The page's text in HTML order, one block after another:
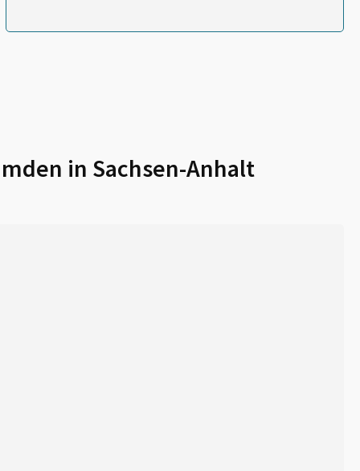
in Sachsen-Anhalt